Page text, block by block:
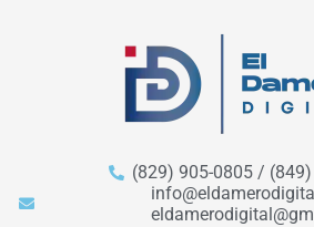
(829) 905-0805 /